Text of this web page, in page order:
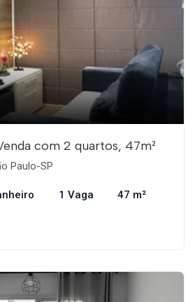
com 2 quartos, 47m²
Paulo-SP
1 Vaga 47 m²